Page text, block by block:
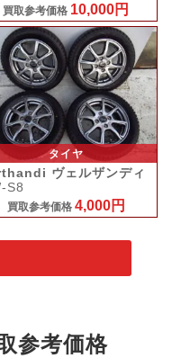
買取参考価格 10,000円
タイヤ
ヴェルザンディ
S8
買取参考価格 4,000円
参考価格